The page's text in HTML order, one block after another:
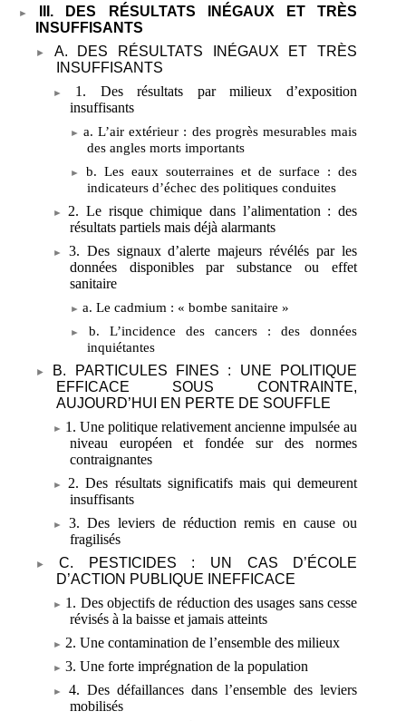
III. DES RÉSULTATS INÉGAUX ET TRÈS
INSUFFISANTS
A. DES RÉSULTATS INÉGAUX ET TRÈS
INSUFFISANTS
1. Des résultats par milieux d’exposition
insuffisants
a. L’air extérieur : des progrès mesurables mais
des angles morts importants
b. Les eaux souterraines et de surface : des
indicateurs d’échec des politiques conduites
2. Le risque chimique dans l’alimentation : des
résultats partiels mais déjà alarmants
3. Des signaux d’alerte majeurs révélés par les
données disponibles par substance ou effet
sanitaire
a. Le cadmium : « bombe sanitaire »
b. L’incidence des cancers
: des données
inquiétantes
B. PARTICULES FINES
: UNE POLITIQUE
EFFICACE SOUS CONTRAINTE,
AUJOURD’HUI EN PERTE DE SOUFFLE
1. Une politique relativement ancienne impulsée au
niveau européen et fondée sur des normes
contraignantes
2. Des résultats significatifs mais qui demeurent
insuffisants
3. Des leviers de réduction remis en cause ou
fragilisés
C. PESTICIDES
: UN CAS D’ÉCOLE
D’ACTION PUBLIQUE INEFFICACE
1. Des objectifs de réduction des usages sans cesse
révisés à la baisse et jamais atteints
2. Une contamination de l’ensemble des milieux
3. Une forte imprégnation de la population
4. Des défaillances dans l’ensemble des leviers
mobilisés